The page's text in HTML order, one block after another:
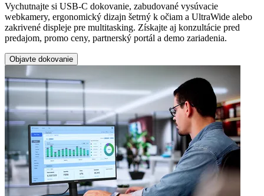
Vychutnajte si USB-C dokovanie, zabudované vysúvacie
webkamery, ergonomický dizajn šetrný k očiam a UltraWide alebo
zakrivené displeje pre multitasking. Získajte aj konzultácie pred
predajom, promo ceny, partnerský portál a demo zariadenia.
Objavte dokovanie